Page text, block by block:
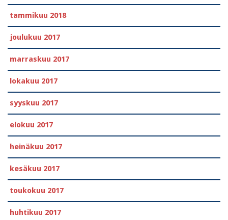
tammikuu 2018
joulukuu 2017
marraskuu 2017
lokakuu 2017
syyskuu 2017
elokuu 2017
heinäkuu 2017
kesäkuu 2017
toukokuu 2017
huhtikuu 2017